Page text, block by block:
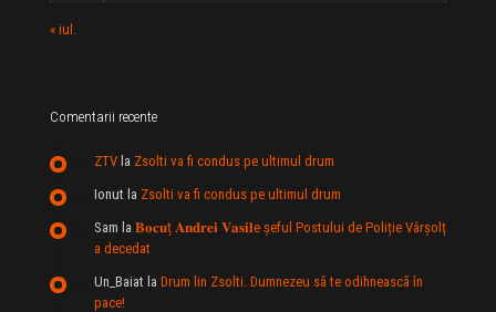
« iul.
Comentarii recente
ZTV la Zsolti va fi condus pe ultimul drum
Ionut la Zsolti va fi condus pe ultimul drum
Sam la 𝐁𝐨𝐜𝐮ț 𝐀𝐧𝐝𝐫𝐞𝐢 𝐕𝐚𝐬𝐢𝐥e şeful Postului de Poliție Vârșolț
a decedat
Un_Baiat la Drum lin Zsolti. Dumnezeu sã te odihneascã în
pace!